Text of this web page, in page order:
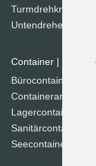
Turmdrehkrane
Untendreherkrane
Container |
Bürocontainer
Containeranlage
Lagercontainer
Sanitärcontainer
Seecontainer